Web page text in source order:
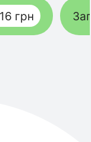
грн